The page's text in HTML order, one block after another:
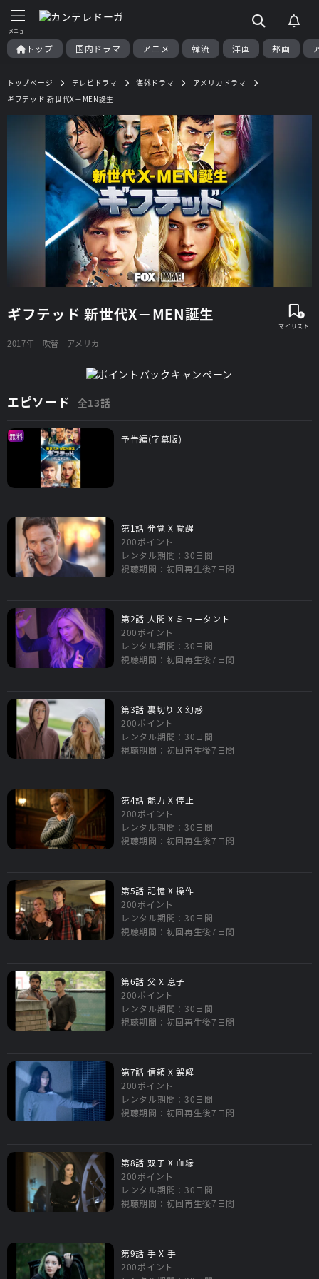
トップ 国内ドラマ アニメ 韓流 洋画 邦画
トップページ テレビドラマ 海外ドラマ
アメリカドラマ
ギフテッド 新世代X－MEN誕生
ギフテッド 新世代X－MEN誕生
2017年 吹替 アメリカ
エピソード 全13話
無料 予告編(字幕版)
第1話 発覚 X 覚醒
200ポイント
レンタル期間：30日間
視聴期間：初回再生後7日間
第2話 人間 X ミュータント
200ポイント
レンタル期間：30日間
視聴期間：初回再生後7日間
第3話 裏切り X 幻惑
200ポイント
レンタル期間：30日間
視聴期間：初回再生後7日間
第4話 能力 X 停止
200ポイント
レンタル期間：30日間
視聴期間：初回再生後7日間
第5話 記憶 X 操作
200ポイント
レンタル期間：30日間
視聴期間：初回再生後7日間
第6話 父 X 息子
200ポイント
レンタル期間：30日間
視聴期間：初回再生後7日間
第7話 信頼 X 誤解
200ポイント
レンタル期間：30日間
視聴期間：初回再生後7日間
第8話 双子 X 血縁
200ポイント
レンタル期間：30日間
視聴期間：初回再生後7日間
第9話 手 X 手
200ポイント